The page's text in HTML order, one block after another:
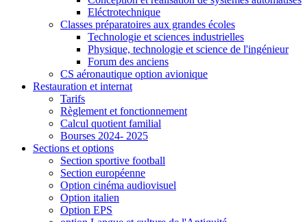
Eléctrotechnique
Classes préparatoires aux grandes écoles
Technologie et sciences industrielles
Physique, technologie et science de l'ingénieur
Forum des anciens
CS aéronautique option avionique
Restauration et internat
Tarifs
Règlement et fonctionnement
Calcul quotient familial
Bourses 2024- 2025
Sections et options
Section sportive football
Section européenne
Option cinéma audiovisuel
Option italien
Option EPS